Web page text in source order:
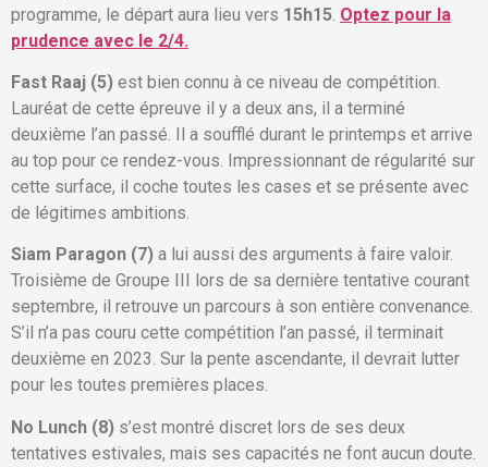
programme, le départ aura lieu vers 15h15 Optez pour la
prudence avec le 2/4.
Fast Raaj (5) est bien connu à ce niveau de compétition.
Lauréat de cette épreuve il y a deux ans, il a terminé
deuxième l’an passé. Il a soufflé durant le printemps et arrive
au top pour ce rendez-vous. Impressionnant de régularité sur
cette surface, il coche toutes les cases et se présente avec
de légitimes ambitions.
Siam Paragon (7) a lui aussi des arguments à faire valoir.
Troisième de Groupe III lors de sa dernière tentative courant
septembre, il retrouve un parcours à son entière convenance.
S’il n’a pas couru cette compétition l’an passé, il terminait
deuxième en 2023. Sur la pente ascendante, il devrait lutter
pour les toutes premières places.
No Lunch (8) s’est montré discret lors de ses deux
tentatives estivales, mais ses capacités ne font aucun doute.